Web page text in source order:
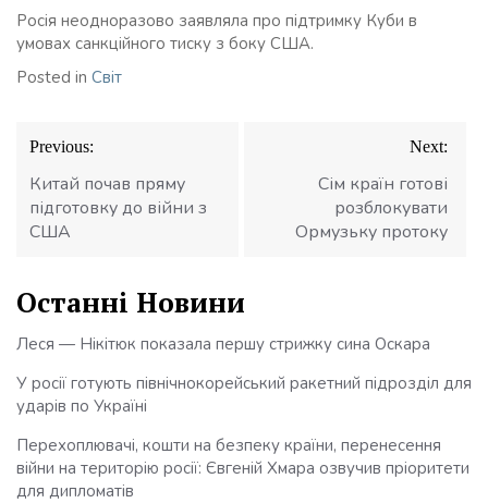
Росія неодноразово заявляла про підтримку Куби в
умовах санкційного тиску з боку США.
Posted in Світ
Навігація
записів
Previous:
Китай почав пряму
підготовку до війни з
США
Next:
Сім країн готові
розблокувати
Ормузьку протоку
Останні Новини
Леся — Нікітюк показала першу стрижку сина Оскара
У росії готують північнокорейський ракетний підрозділ для
ударів по Україні
Перехоплювачі, кошти на безпеку країни, перенесення
війни на територію росії: Євгеній Хмара озвучив пріоритети
для дипломатів